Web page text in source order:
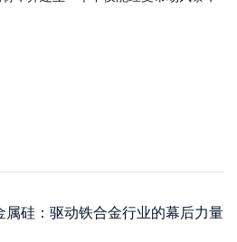
属硅：驱动铁合金行业的幕后力量